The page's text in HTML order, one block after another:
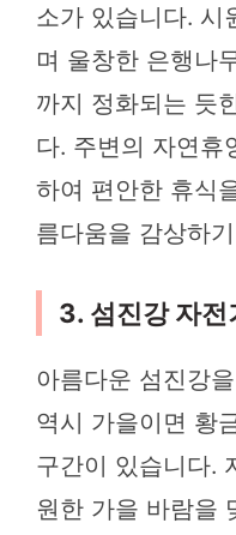
소가 있습니다. 시
며 울창한 은행나
까지 정화되는 듯
다. 주변의 자연휴
하여 편안한 휴식
름다움을 감상하
3. 섬진강 자전
아름다운 섬진강
역시 가을이면 황
구간이 있습니다.
원한 가을 바람을